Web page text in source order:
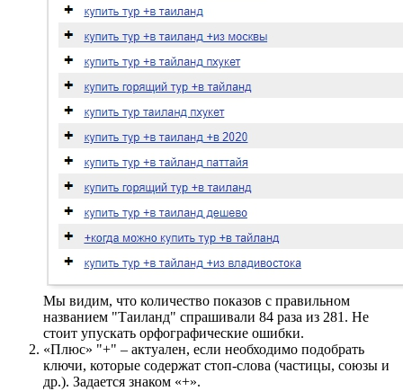
Мы видим, что количество показов с правильном
названием "Таиланд" спрашивали 84 раза из 281. Не
стоит упускать орфографические ошибки.
«Плюс» "+" – актуален, если необходимо подобрать
ключи, которые содержат стоп-слова (частицы, союзы и
др.). Задается знаком «+».